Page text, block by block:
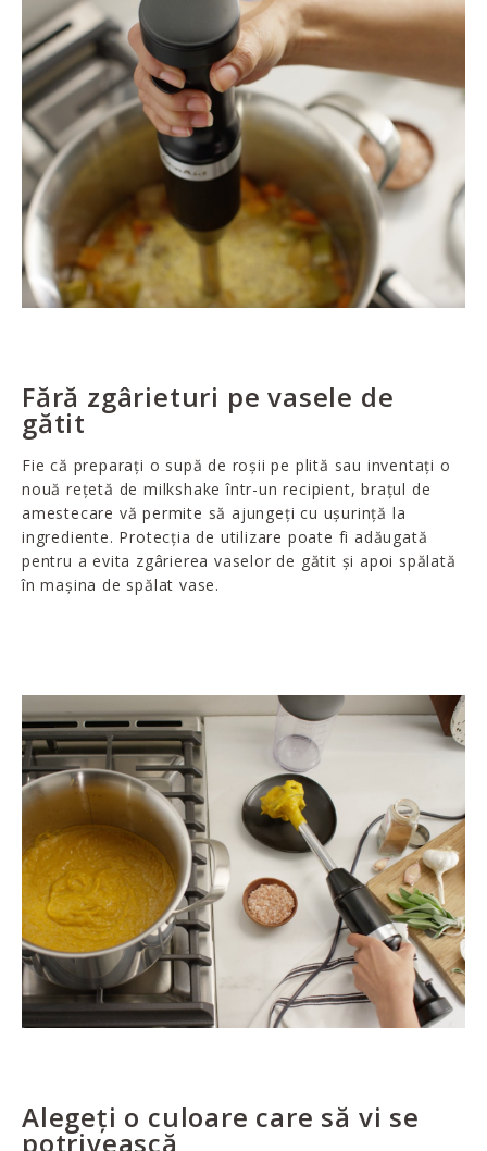
Fără zgârieturi pe vasele de
gătit
Fie că preparați o supă de roșii pe plită sau inventați o
nouă rețetă de milkshake într-un recipient, brațul de
amestecare vă permite să ajungeți cu ușurință la
ingrediente. Protecția de utilizare poate fi adăugată
pentru a evita zgârierea vaselor de gătit și apoi spălată
în mașina de spălat vase.
Alegeți o culoare care să vi se
potrivească